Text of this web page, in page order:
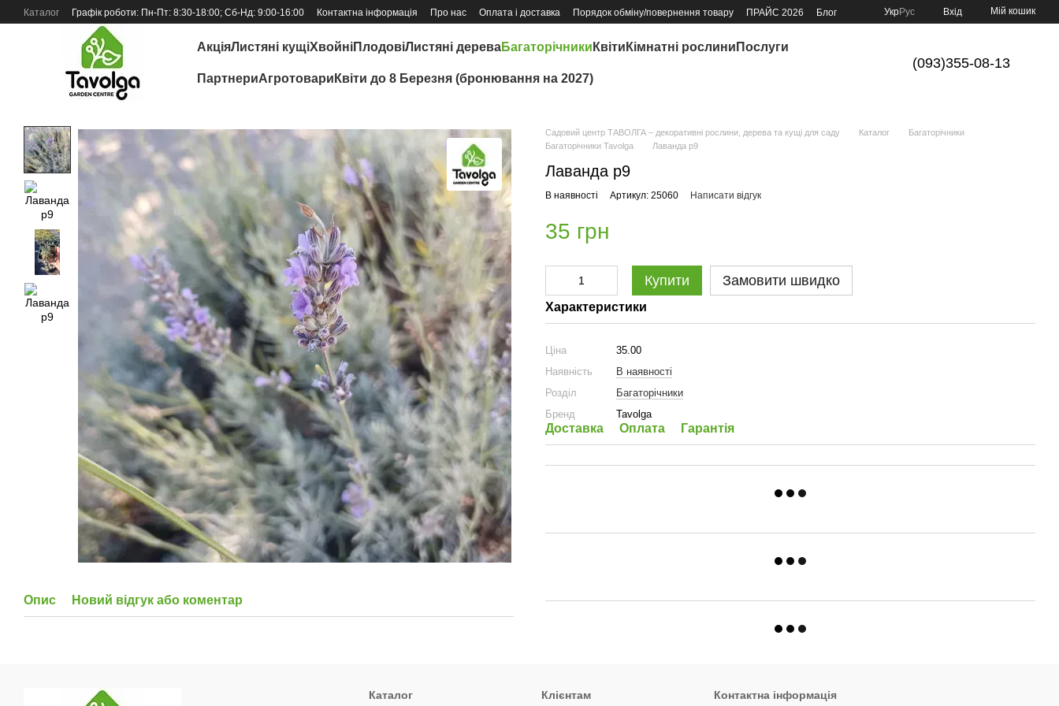
Перейти до основного контенту
Каталог Графік роботи: Пн-Пт: 8:30-18:00; Сб-Нд: 9:00-16:00 Контактна інформація Про нас Оплата і доставка Порядок обміну/повернення товару ПРАЙС 2026
Блог
Відгуки про магазин
УкрРус Вхід Мій кошик
АкціяЛистяні кущіХвойніПлодовіЛистяні дереваБагаторічники Квіти Кімнатні рослини Послуги
ПартнериАгротовари Квіти до 8 Березня (бронювання на 2027)
(093)355-08-13
Опис Новий відгук або коментар
Садовий центр ТАВОЛГА – декоративні рослини, дерева та кущі для саду Каталог
Багаторічники
Багаторічники Tavolga
Лаванда р9
Лаванда р9
В наявності Артикул: 25060 Написати відгук
35 грн
Купити Замовити швидко
Характеристики
Ціна
35.00
Наявність
В наявності
Розділ
Багаторічники
Бренд
Tavolga
Доставка Оплата Гарантія
Каталог Клієнтам Контактна інформація